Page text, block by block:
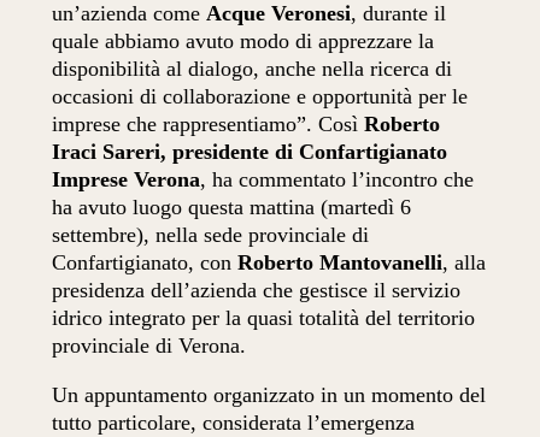
un’azienda comeAcque Veronesi, durante il
quale abbiamo avuto modo di apprezzare la
disponibilità al dialogo, anche nella ricerca di
occasioni di collaborazione e opportunità per le
imprese che rappresentiamo”. CosìRoberto
Iraci Sareri, presidente di Confartigianato
Imprese Verona, ha commentato l’incontro che
ha avuto luogo questa mattina (martedì 6
settembre), nella sede provinciale di
Confartigianato, conRoberto Mantovanelli, alla
presidenza dell’azienda che gestisce il servizio
idrico integrato per la quasi totalità del territorio
provinciale di Verona.
Un appuntamento organizzato in un momento del
tutto particolare, considerata l’emergenza